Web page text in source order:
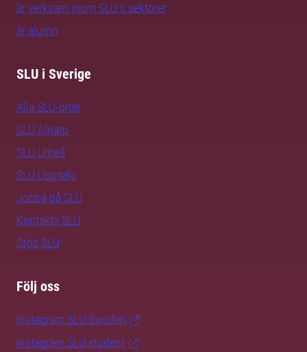
är verksam inom SLU:s sektorer
är alumn
SLU i Sverige
Alla SLU-orter
SLU Alnarp
SLU Umeå
SLU Uppsala
Jobba på SLU
Kontakta SLU
Stöd SLU
Följ oss
Instagram SLU.Sweden
Instagram SLU.student